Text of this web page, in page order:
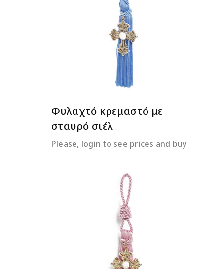
ΔΙΑΒΆΣΤΕ ΠΕΡΙΣΣΌΤΕΡΑ
Φυλαχτό κρεμαστό με
σταυρό σιέλ
Please, login to see prices and buy
ΔΙΑΒΆΣΤΕ ΠΕΡΙΣΣΌΤΕΡΑ